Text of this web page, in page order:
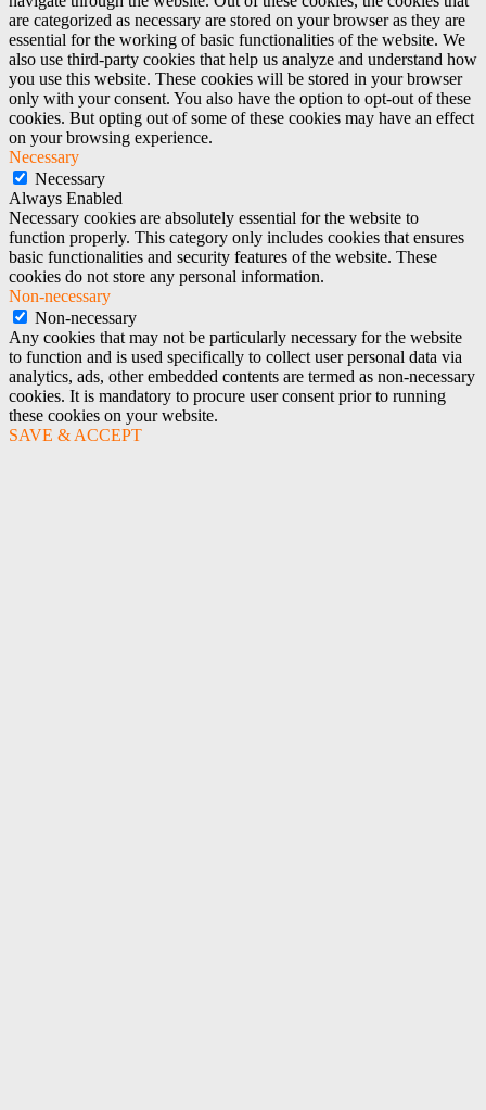
are categorized as necessary are stored on your browser as they are
essential for the working of basic functionalities of the website. We
also use third-party cookies that help us analyze and understand how
you use this website. These cookies will be stored in your browser
only with your consent. You also have the option to opt-out of these
cookies. But opting out of some of these cookies may have an effect
on your browsing experience.
Necessary
Necessary
Always Enabled
Necessary cookies are absolutely essential for the website to
function properly. This category only includes cookies that ensures
basic functionalities and security features of the website. These
cookies do not store any personal information.
Non-necessary
Non-necessary
Any cookies that may not be particularly necessary for the website
to function and is used specifically to collect user personal data via
analytics, ads, other embedded contents are termed as non-necessary
cookies. It is mandatory to procure user consent prior to running
these cookies on your website.
SAVE & ACCEPT